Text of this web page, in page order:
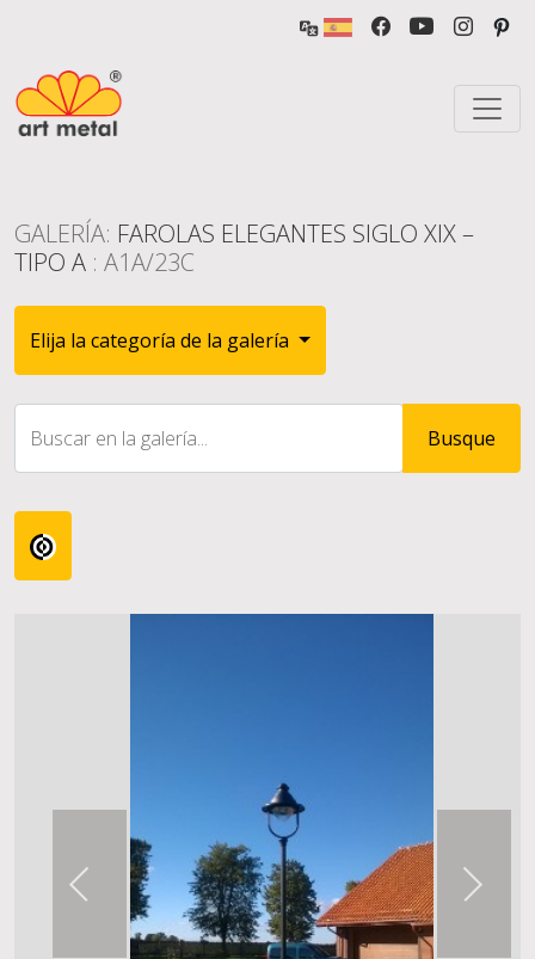
GALERÍA: FAROLAS ELEGANTES SIGLO XIX –
TIPO A : A1A/23C
Elija la categoría de la galería
Buscar en la galería... Busque